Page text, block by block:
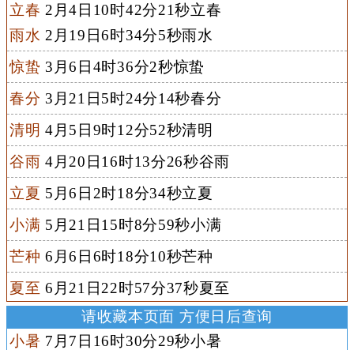
立春 2月4日10时42分21秒立春
雨水 2月19日6时34分5秒雨水
惊蛰 3月6日4时36分2秒惊蛰
春分 3月21日5时24分14秒春分
清明 4月5日9时12分52秒清明
谷雨 4月20日16时13分26秒谷雨
立夏 5月6日2时18分34秒立夏
小满 5月21日15时8分59秒小满
芒种 6月6日6时18分10秒芒种
夏至 6月21日22时57分37秒夏至
请收藏本页面 方便日后查询
小暑 7月7日16时30分29秒小暑